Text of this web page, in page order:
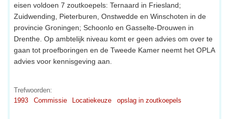
eisen voldoen 7 zoutkoepels: Ternaard in Friesland;
Zuidwending, Pieterburen, Onstwedde en Winschoten in de
provincie Groningen; Schoonlo en Gasselte-Drouwen in
Drenthe. Op ambtelijk niveau komt er geen advies om over te
gaan tot proefboringen en de Tweede Kamer neemt het OPLA
advies voor kennisgeving aan.
Trefwoorden:
1993
Commissie Locatiekeuze opslag in zoutkoepels